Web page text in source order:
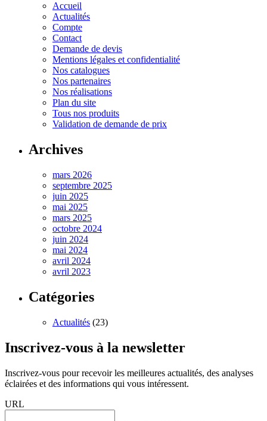
Accueil
Actualités
Compte
Contact
Demande de devis
Mentions légales et confidentialité
Nos catalogues
Nos partenaires
Nos réalisations
Plan du site
Tous nos produits
Validation de demande de prix
Archives
mars 2026
septembre 2025
juin 2025
mai 2025
mars 2025
octobre 2024
juin 2024
mai 2024
avril 2024
avril 2023
Catégories
Actualités (23)
Inscrivez-vous à la newsletter
Inscrivez-vous pour recevoir les meilleures actualités, des analyses
éclairées et des informations qui vous intéressent.
URL